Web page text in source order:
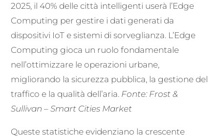
2025, il 40% delle città intelligenti userà l’Edge
Computing per gestire i dati generati da
dispositivi IoT e sistemi di sorveglianza. L’Edge
Computing gioca un ruolo fondamentale
nell’ottimizzare le operazioni urbane,
migliorando la sicurezza pubblica, la gestione del
traffico e la qualità dell’aria. Fonte: Frost &
Sullivan – Smart Cities Market
Queste statistiche evidenziano la crescente